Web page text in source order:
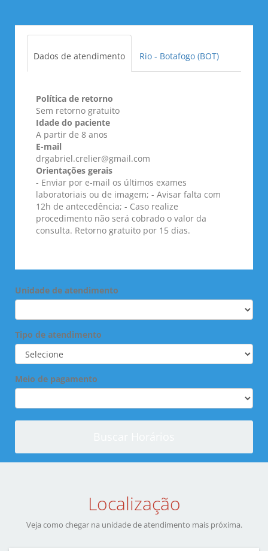
Dados de atendimento Rio - Botafogo (BOT)
Política de retorno
Sem retorno gratuito
Idade do paciente
A partir de 8 anos
E-mail
drgabriel.crelier@gmail.com
Orientações gerais
- Enviar por e-mail os últimos exames
laboratoriais ou de imagem; - Avisar falta com
12h de antecedência; - Caso realize
procedimento não será cobrado o valor da
consulta. Retorno gratuito por 15 dias.
Unidade de atendimento
Tipo de atendimento
Meio de pagamento
Localização
Veja como chegar na unidade de atendimento mais próxima.